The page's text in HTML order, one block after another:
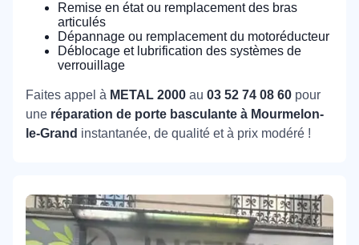
Remise en état ou remplacement des bras
articulés
Dépannage ou remplacement du motoréducteur
Déblocage et lubrification des systèmes de
verrouillage
Faites appel à METAL 2000 au 03 52 74 08 60 pour
une réparation de porte basculante à Mourmelon-
le-Grand instantanée, de qualité et à prix modéré !